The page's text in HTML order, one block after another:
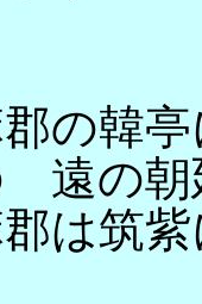
の韓亭
遠の
は筑